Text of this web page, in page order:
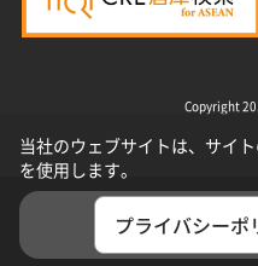
選択
まと
Copyright
当社のウェブサイトは、サイ
を使用します。
プライバシーポ